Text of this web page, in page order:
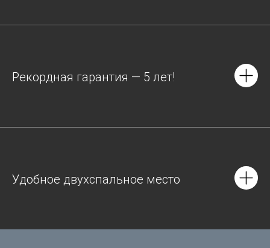
Рекордная гарантия — 5 лет!
Удобное двухспальное место